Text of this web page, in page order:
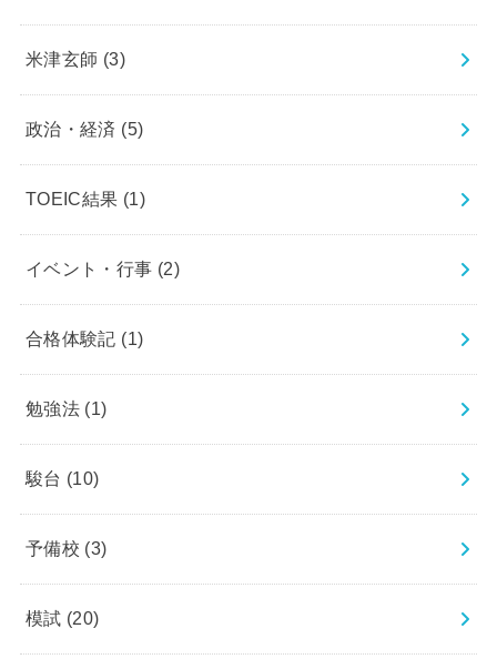
米津玄師 (3)
政治・経済 (5)
TOEIC結果 (1)
イベント・行事 (2)
合格体験記 (1)
勉強法 (1)
駿台 (10)
予備校 (3)
模試 (20)